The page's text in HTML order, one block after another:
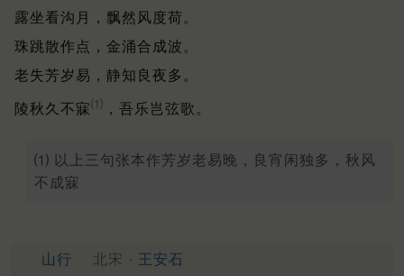
露坐看沟月，飘然风度荷。
珠跳散作点，金涌合成波。
老失芳岁易，静知良夜多。
陵秋久不寐⑴ ，吾乐岂弦歌。
⑴ 以上三句张本作芳岁老易晚，良宵闲独多，秋风
不成寐
山行 北宋 · 王安石